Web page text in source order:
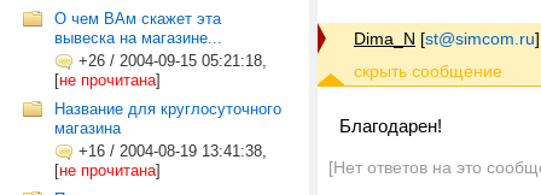
О чем ВАм скажет эта
вывеска на магазине...
+26 / 2004-09-15 05:21:18,
[не прочитана]
Название для круглосуточного
магазина
+16 / 2004-08-19 13:41:38,
[не прочитана]
Dima_N [st@simcom.ru]
Благодарен!
[Нет ответов на это